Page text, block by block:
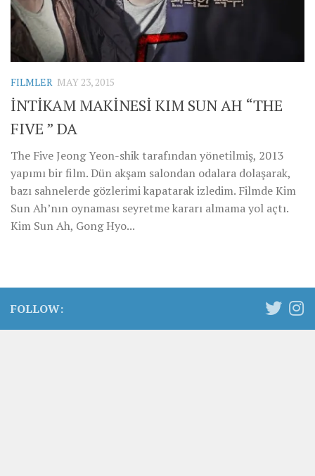
FILMLER MAY 23, 2015
İNTİKAM MAKİNESİ KIM SUN AH “THE
FIVE ” DA
The Five Jeong Yeon-shik tarafından yönetilmiş, 2013
yapımı bir film. Dün akşam salondan odalara dolaşarak,
bazı sahnelerde gözlerimi kapatarak izledim. Filmde Kim
Sun Ah’nın oynaması seyretme kararı almama yol açtı.
Kim Sun Ah, Gong Hyo...
FOLLOW: